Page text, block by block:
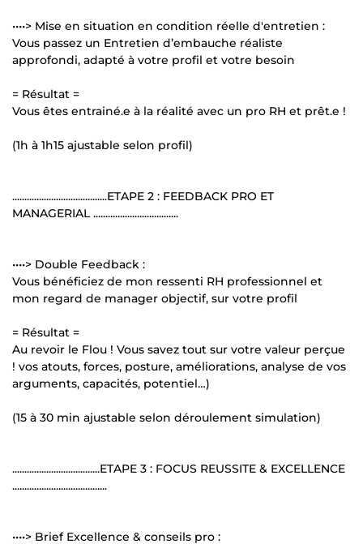
••••> Mise en situation en condition réelle d'entretien :
Vous passez un Entretien d’embauche réaliste
approfondi, adapté à votre profil et votre besoin
= Résultat =
Vous êtes entrainé.e à la réalité avec un pro RH et prêt.e !
(1h à 1h15 ajustable selon profil)
.......................................ETAPE 2 : FEEDBACK PRO ET
MANAGERIAL ...................................
••••> Double Feedback :
Vous bénéficiez de mon ressenti RH professionnel et
mon regard de manager objectif, sur votre profil
= Résultat =
Au revoir le Flou ! Vous savez tout sur votre valeur perçue
! vos atouts, forces, posture, améliorations, analyse de vos
arguments, capacités, potentiel…)
(15 à 30 min ajustable selon déroulement simulation)
....................................ETAPE 3 : FOCUS REUSSITE & EXCELLENCE
.......................................
••••> Brief Excellence & conseils pro :